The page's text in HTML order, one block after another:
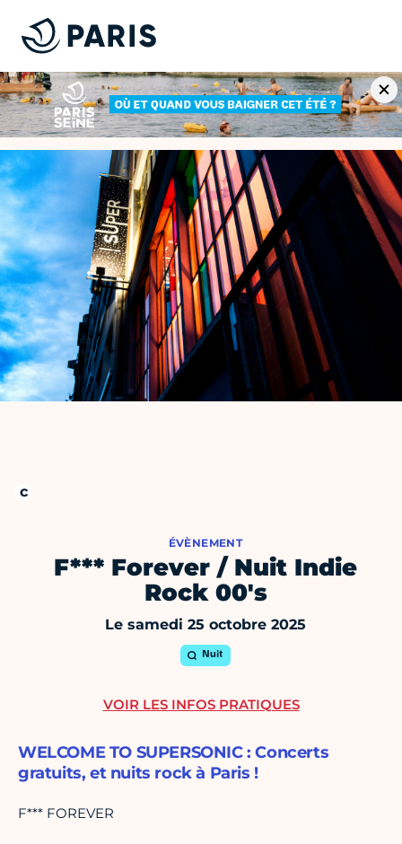
ÉVÈNEMENT
F*** Forever / Nuit Indie
Rock 00's
Le samedi 25 octobre 2025
Nuit
WELCOME TO SUPERSONIC : Concerts
gratuits, et nuits rock à Paris !
F*** FOREVER
VOIR LES INFOS PRATIQUES